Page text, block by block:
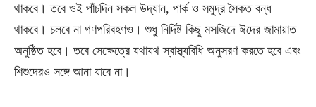
থাকবে। তবে ওই পাঁচদিন সকল উদ্যান, পার্ক ও সমুদ্র সৈকত বন্ধ
থাকবে। চলবে না গণপরিবহণও। শুধু নির্দিষ্ট কিছু মসজিদে ঈদের জামায়াত
অনুষ্ঠিত হবে। তবে সেক্ষেত্রে যথাযথ স্বাস্থ্যবিধি অনুসরণ করতে হবে এবং
শিশুদেরও সঙ্গে আনা যাবে না।